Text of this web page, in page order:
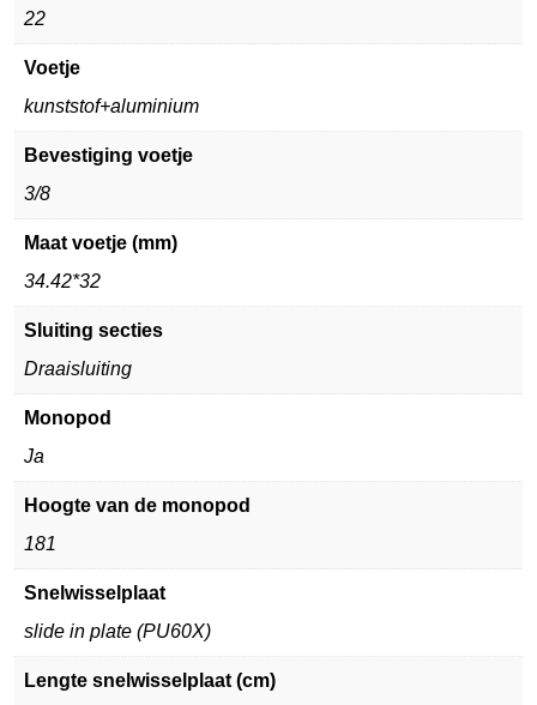
22
Voetje
kunststof+aluminium
Bevestiging voetje
3/8
Maat voetje (mm)
34.42*32
Sluiting secties
Draaisluiting
Monopod
Ja
Hoogte van de monopod
181
Snelwisselplaat
slide in plate (PU60X)
Lengte snelwisselplaat (cm)